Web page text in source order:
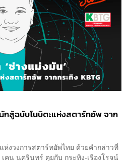
กสู้ฉบับโนบิตะแห่งสตาร์ทอัพ จาก
ห่งวงการสตาร์ทอัพไทย ด้วยคำกล่าวที่
คน นครินทร์ คุยกับ กระทิง-เรืองโรจน์